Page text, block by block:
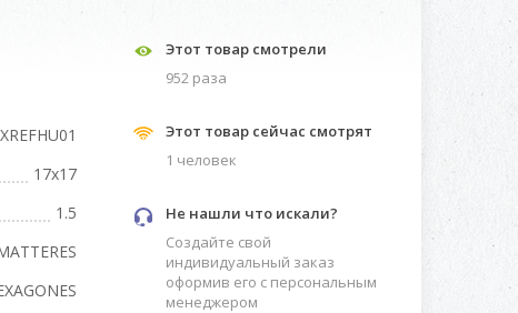
17x17
1.5
Этот товар смотрели
952 разa
Этот товар сейчас смотрят
1 человек
Не нашли что искали?
Создайте свой
индивидуальный заказ
оформив его с персональным
менеджером